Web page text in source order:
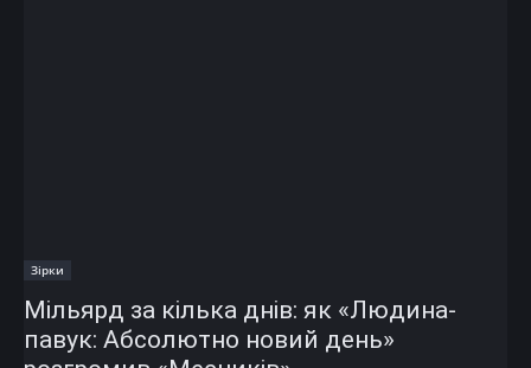
Зірки
Мільярд за кілька днів: як «Людина-
павук: Абсолютно новий день»